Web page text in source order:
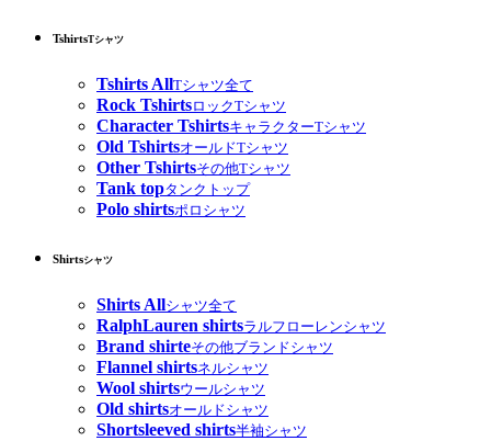
TshirtsTシャツ
Tshirts AllTシャツ全て
Rock TshirtsロックTシャツ
Character TshirtsキャラクターTシャツ
Old TshirtsオールドTシャツ
Other Tshirtsその他Tシャツ
Tank topタンクトップ
Polo shirtsポロシャツ
Shirtsシャツ
Shirts Allシャツ全て
RalphLauren shirtsラルフローレンシャツ
Brand shirteその他ブランドシャツ
Flannel shirtsネルシャツ
Wool shirtsウールシャツ
Old shirtsオールドシャツ
Shortsleeved shirts半袖シャツ